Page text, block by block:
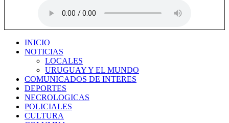
INICIO
NOTICIAS
LOCALES
URUGUAY Y EL MUNDO
COMUNICADOS DE INTERES
DEPORTES
NECROLOGICAS
POLICIALES
CULTURA